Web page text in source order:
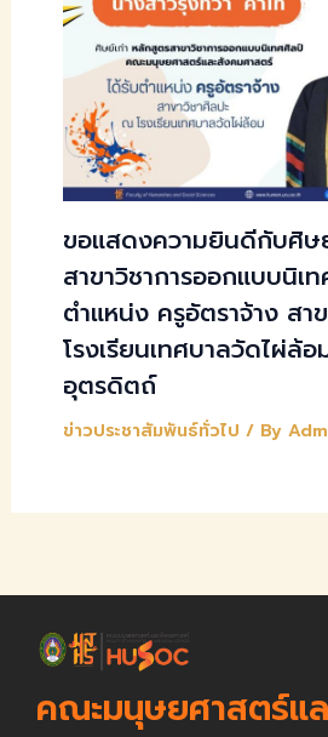
ขอแสดงความยินดีกับศิษ
สาขาวิชาการออกแบบนิเ
ตำแหน่ง ครูอัตราจ้าง สา
โรงเรียนเทศบาลวัดไผ่ล้
อุตรดิตถ์
ข่าวประชาสัมพันธ์ทั่วไป / By
คณะมนุษยศาสตร์แ